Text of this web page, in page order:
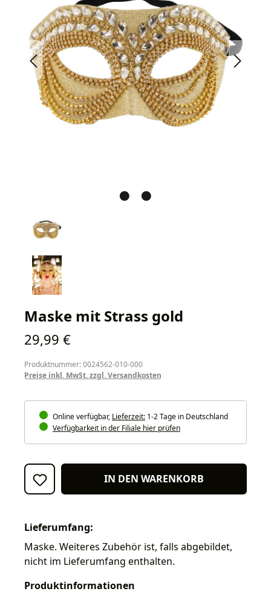
Maske mit Strass gold
Regulärer Preis:
29,99 €
Produktnummer: 0024562-010-000
Preise inkl. MwSt. zzgl. Versandkosten
Online verfügbar, Lieferzeit: 1-2 Tage in Deutschland
Verfügbarkeit in der Filiale hier prüfen
IN DEN WARENKORB
Lieferumfang:
Maske. Weiteres Zubehör ist, falls abgebildet,
nicht im Lieferumfang enthalten.
Produktinformationen